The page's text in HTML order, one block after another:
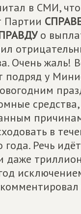
в СМИ, что
Партии
о
Очень жаль!
подряд у
в
года. Речь
даже